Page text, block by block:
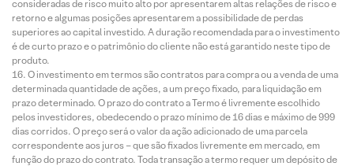
consideradas de risco muito alto por apresentarem altas relações de risco e
retorno e algumas posições apresentarem a possibilidade de perdas
superiores ao capital investido. A duração recomendada para o investimento
é de curto prazo e o patrimônio do cliente não está garantido neste tipo de
produto.
O investimento em termos são contratos para compra ou a venda de uma
determinada quantidade de ações, a um preço fixado, para liquidação em
prazo determinado. O prazo do contrato a Termo é livremente escolhido
pelos investidores, obedecendo o prazo mínimo de 16 dias e máximo de 999
dias corridos. O preço será o valor da ação adicionado de uma parcela
correspondente aos juros – que são fixados livremente em mercado, em
função do prazo do contrato. Toda transação a termo requer um depósito de